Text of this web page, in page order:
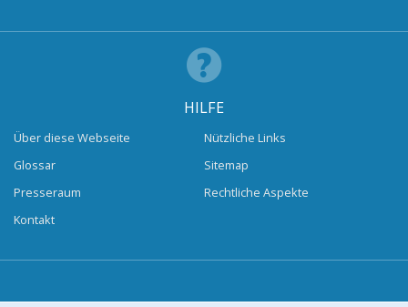
HILFE
Über diese Webseite
Glossar
Presseraum
Kontakt
Nützliche Links
Sitemap
Rechtliche Aspekte